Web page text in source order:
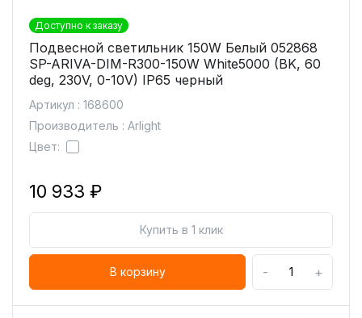
Доступно к заказу
Подвесной светильник 150W Белый 052868
SP-ARIVA-DIM-R300-150W White5000 (BK, 60
deg, 230V, 0-10V) IP65 черный
Артикул : 168600
Производитель : Arlight
Цвет:
10 933 ₽
Купить в 1 клик
В корзину - +